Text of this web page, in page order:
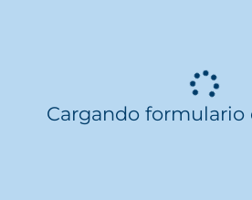
Cargando